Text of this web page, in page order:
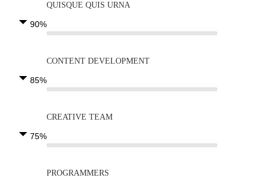
QUISQUE QUIS URNA
90%
CONTENT DEVELOPMENT
85%
CREATIVE TEAM
75%
PROGRAMMERS